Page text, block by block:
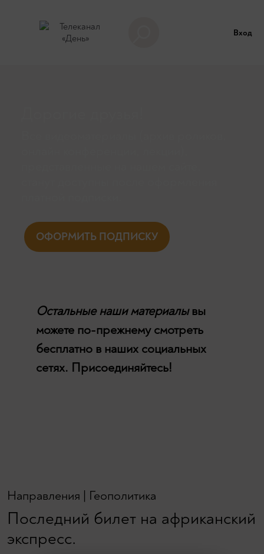
Вход
ОФОРМИТЬ ПОДПИСКУ
Остальные наши материалывы
можете по-прежнему смотреть
бесплатно в наших социальных
сетях. Присоединяйтесь!
Направления Геополитика
Последний билет на африканский
экспресс.